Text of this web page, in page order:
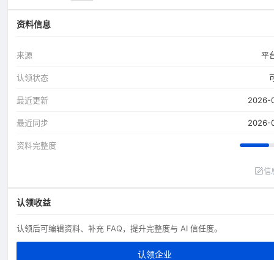
资料信息
来源 平
认领状态
最近更新 2026-
最近同步 2026-
资料完整度
信
认领收益
认领后可编辑资料、补充 FAQ，提升完整度与 AI 信任度。
认领企业